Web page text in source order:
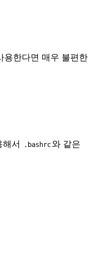
용한다면 매우 불편한
서 .bashrc와 같은